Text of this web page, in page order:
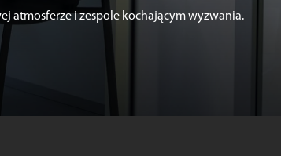
atmosferze i zespole kochającym wyzwania.